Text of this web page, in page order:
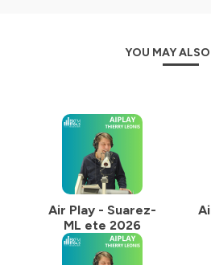
YOU MAY ALSO
Air Play - Suarez-
ML ete 2026